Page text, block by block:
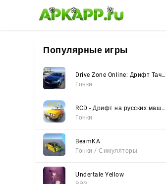
🌸 🌼 🌺
Популярные игры
Drive Zone Online: Дрифт Тачки
Гонки
RCD - Дрифт на русских машинах
Гонки
BeamKA
Гонки / Симуляторы
Undertale Yellow